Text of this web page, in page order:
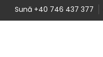
Sună +40 746 437 377